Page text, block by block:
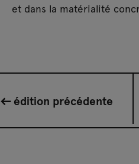
et dans la matérialité
édition précédente